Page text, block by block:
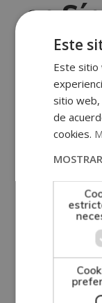
en
West
Una vez
pruebas de
diploma que
WEST” de la
LA SALUD,
socios de la
*El
hacia la
una
Este
Este sitio
sitio
de
cookies.